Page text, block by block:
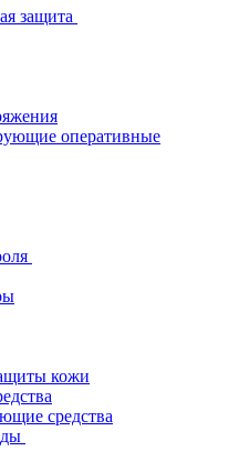
защита
оперативные
кожи
средства